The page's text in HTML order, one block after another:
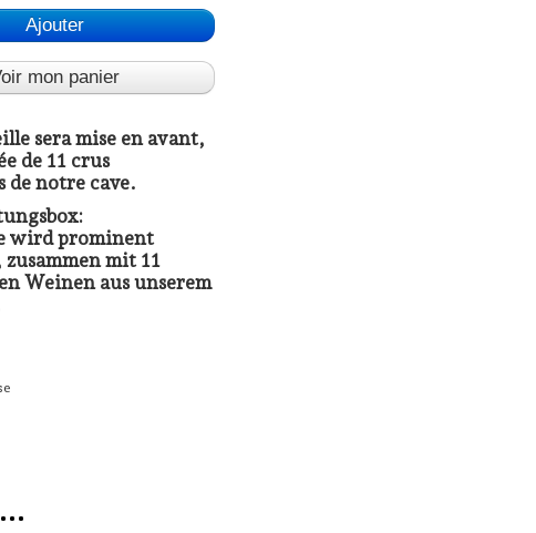
Ajouter
mon panier
sera mise en avant,
de 11 crus
de notre cave.
wird prominent
mit 11
Weinen aus unserem